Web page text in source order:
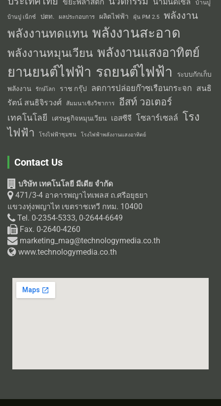
ขยะพลาสติก บ้านปู
บ้านปู เน็กซ์ ปตท. ผลประกอบการ ผลิตไฟฟ้า ฝุ่น PM 2.5 พลังงาน
พลังงานทดแทน พลังงานสะอาด
พลังงานหมุนเวียน พลังงานแสงอาทิตย์
ยานยนต์ไฟฟ้า รถยนต์ไฟฟ้า
ระบบกักเก็บ
พลังงาน
รักษ์โลก ราช กรุ๊ป ลดการปล่อยก๊าซเรือนกระจก สนธิ
รัตน์ สนธิจิรวงศ์
สัมมนาเชิงวิชาการ อีสท์ วอเตอร์
เทคโนโลยี เศรษฐกิจหมุนเวียน เอสซีจี โซลาร์เซลล์ โรง
ไฟฟ้า
โรงไฟฟ้าชุมชน โรงไฟฟ้าพลังงานแสงอาทิตย์
Contact Us
บริษัท เทคโนโลยี มีเดีย จำกัด
471/3-4 อาคารพญาไทเพลส ถ.ศรีอยุธยา
แขวงทุ่งพญาไท เขตราชเทวี กทม. 10400
Tel. 0-2354-5333, 0-2644-6649
Fax. 0-2640-4260
marketing_mag@technologymedia.co.th
www.technologymedia.co.th